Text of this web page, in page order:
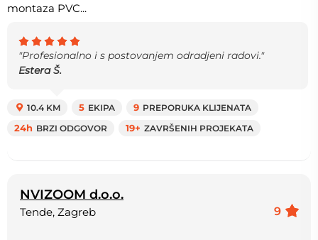
montaza PVC...
"Profesionalno i s postovanjem odradjeni radovi."
Estera Š.
10.4 KM 5 EKIPA 9 PREPORUKA KLIJENATA
24h BRZI ODGOVOR 19+ ZAVRŠENIH PROJEKATA
NVIZOOM d.o.o.
9
Tende, Zagreb